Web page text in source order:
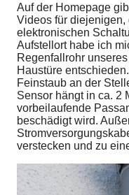
Auf der Homepage
Videos für
elektronischen
Aufstellort habe ich
Regenfallrohr
Haustüre
Feinstaub an der
Sensor hängt in ca. 2
vorbeilaufende
beschädigt wird.
verstecken und zu